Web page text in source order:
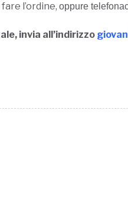
l’ordine, oppure
invia all’indirizzo